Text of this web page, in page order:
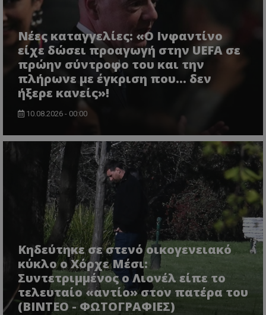
Νέες καταγγελίες: «Ο Ινφαντίνο
είχε δώσει προαγωγή στην UEFA σε
πρώην σύντροφο του και την
πλήρωνε με έγκριση που... δεν
ήξερε κανείς»!
10.08.2026 - 00:00
Κηδεύτηκε σε στενό οικογενειακό
κύκλο ο Χόρχε Μέσι:
Συντετριμμένος ο Λιονέλ είπε το
τελευταίο «αντίο» στον πατέρα του
(ΒΙΝΤΕΟ - ΦΩΤΟΓΡΑΦΙΕΣ)